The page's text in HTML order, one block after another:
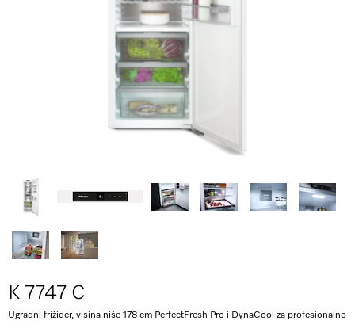
K 7747 C
Ugradni frižider, visina niše 178 cm PerfectFresh Pro i DynaCool za profesionalno